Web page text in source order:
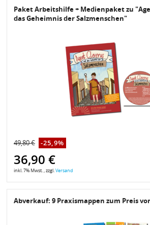
Paket Arbeitshilfe + Medienpaket zu
das Geheimnis der Salzmenschen"
49,80 € -25,9%
36,90 €
inkl. 7% Mwst. , zzgl.Versand
Abverkauf: 9 Praxismappen zum Preis